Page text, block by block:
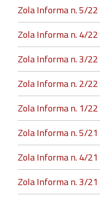
Zola Informa n. 5/22
Zola Informa n. 4/22
Zola Informa n. 3/22
Zola Informa n. 2/22
Zola Informa n. 1/22
Zola Informa n. 5/21
Zola Informa n. 4/21
Zola Informa n. 3/21